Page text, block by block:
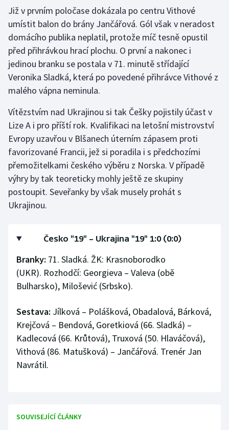
Moderní pětiboj
Motorsport
Olympijské hry
Parasport
Plavání
Plážový volejbal
Ragby
Rychlobruslení
Rychlostní kanoistika
Sportovní střelba
Stolní tenis
Veslování
Vodní slalom
Již v prvním poločase dokázala po centru Vithové
umístit balon do brány Jančářová. Gól však v neradost
domácího publika neplatil, protože míč tesně opustil
před přihrávkou hrací plochu. O první a nakonec i
jedinou branku se postala v 71. minutě střídající
Veronika Sladká, která po povedené přihrávce Vithové z
malého vápna neminula.
Vítězstvím nad Ukrajinou si tak Češky pojistily účast v
Lize A i pro příští rok. Kvalifikaci na letošní mistrovství
Evropy uzavřou v Blšanech úterním zápasem proti
favorizované Francii, jež si poradila i s předchozími
přemožitelkami českého výběru z Norska. V případě
výhry by tak teoreticky mohly ještě ze skupiny
postoupit. Seveřanky by však musely prohát s
Ukrajinou.
Česko "19" – Ukrajina "19" 1:0 (0:0)
Branky: 71. Sladká. ŽK: Krasnoborodko
(UKR). Rozhodčí: Georgieva – Valeva (obě
Bulharsko), Milošević (Srbsko).
Sestava: Jílková – Polášková, Obadalová, Bárková,
Krejčová – Bendová, Goretkiová (66. Sladká) –
Kadlecová (66. Krůtová), Truxová (50. Hlaváčová),
Vithová (86. Matušková) – Jančářová. Trenér Jan
Navrátil.
SOUVISEJÍCÍ ČLÁNKY